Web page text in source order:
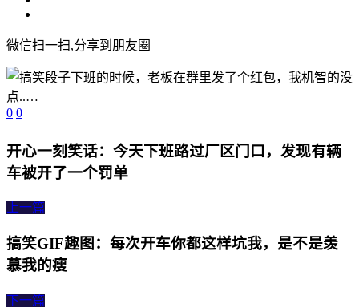
微信扫一扫,分享到朋友圈
0 0
开心一刻笑话：今天下班路过厂区门口，发现有辆
车被开了一个罚单
上一篇
搞笑GIF趣图：每次开车你都这样坑我，是不是羡
慕我的瘦
下一篇